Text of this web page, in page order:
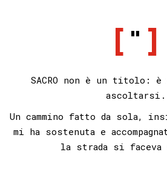
"
SACRO non è un titolo:
ascoltarsi.
Un cammino fatto da sola,
mi ha sostenuta e
la strada si